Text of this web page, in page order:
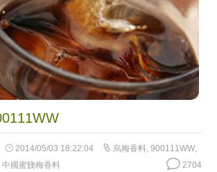
2014/05/03 18:22:04 烏梅香料 900111WW,
中國蜜餞梅香料 2704